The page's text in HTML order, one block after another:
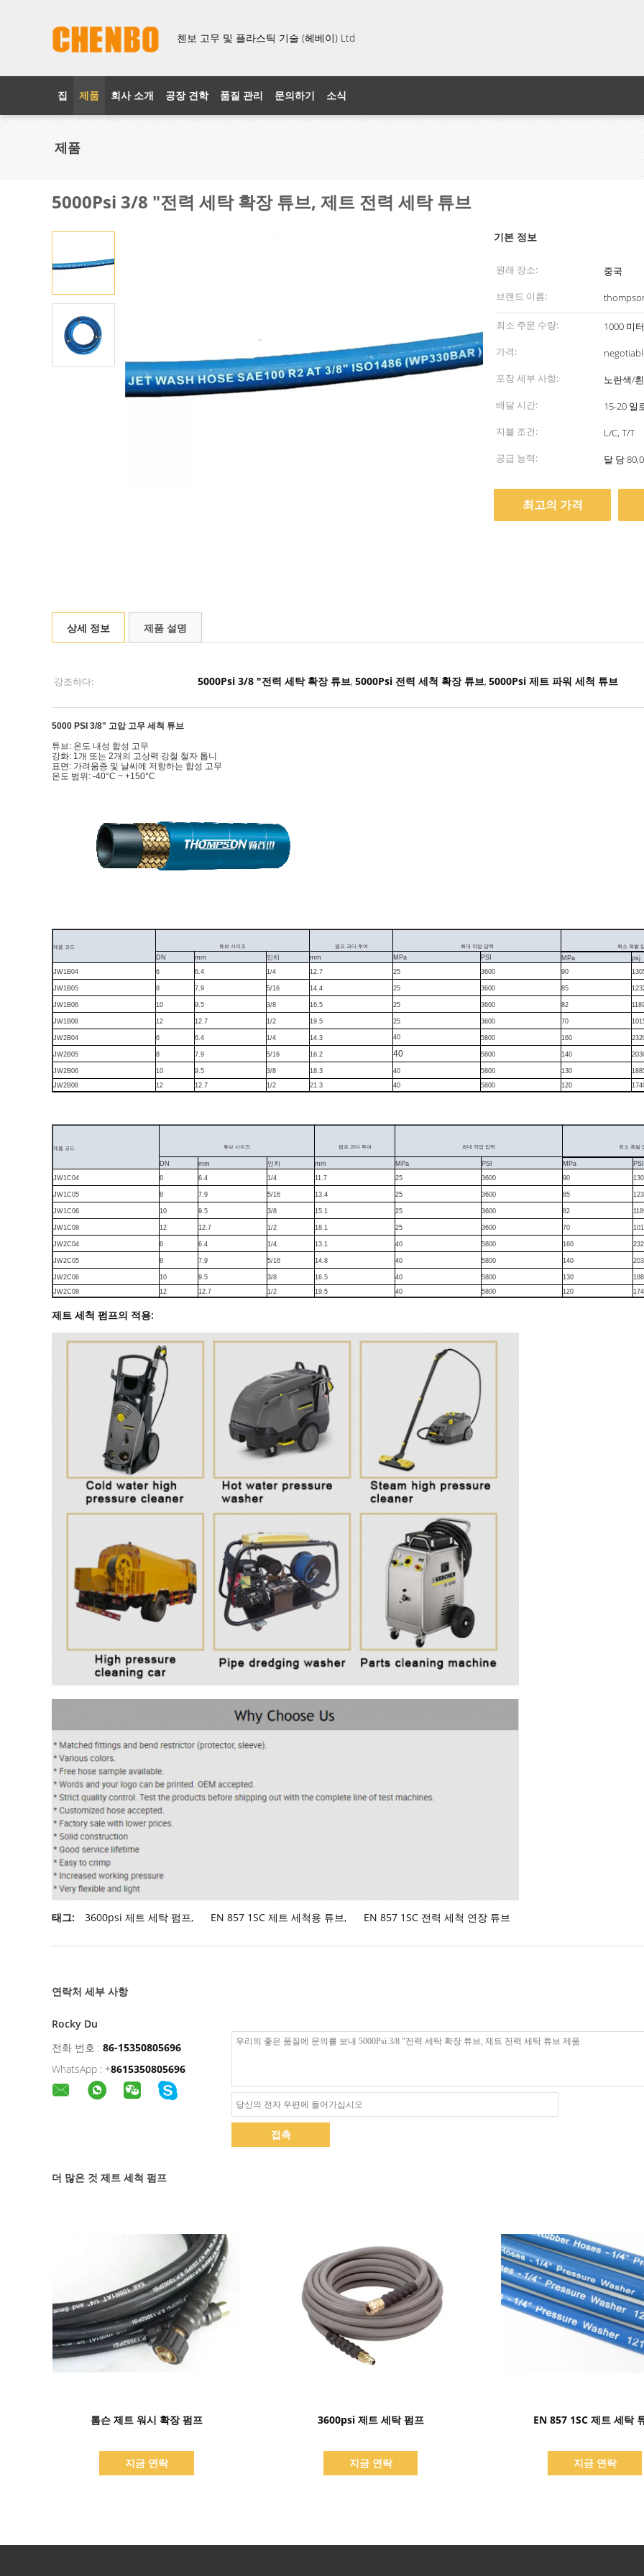
첸보 고무 및 플라스틱 기술 (헤베이) Ltd
집 제품 회사 소개 공장 견학 품질 관리 문의하기 소식
제품
5000Psi 3/8 "전력 세탁 확장 튜브, 제트 전력 세탁 튜브
기본 정보
원래 장소:
중국
브랜드 이름:
최소 주문 수량:
1000 미터
가격:
포장 세부 사항:
노란색/
배달 시간:
15-20 일
지불 조건:
L/C, T/T
공급 능력:
달 당
최고의 가격
상세 정보 제품 설명
강조하다: 5000Psi 3/8 "전력 세탁 확장 튜브, 5000Psi 전력 세척 확장 튜브, 5000Psi 제트 파워 세척 튜브
5000 PSI 3/8" 고압 고무 세척 튜브
튜브: 온도 내성 합성 고무
강화: 1개 또는 2개의 고상력 강철 철자 톱니
표면: 가려움증 및 날씨에 저항하는 합성 고무
온도 범위: -40°C ~ +150°C
제품 코드 튜브 사이즈 펌프 과다 투여 최대 작업 압력 최소 폭발
DN mm 인치 mm MPa PSI MPa psj
JW1B04
6 6.4 1/4 12.7 25 3600 90
JW1B05 8 7.9 5/16 14.4 25 3600 85
JW1B06 10 9.5 3/8 16.5 25 3600 82
JW1B08 12 12.7 1/2 19.5 25 3600 70
JW2B04 6 6.4 1/4 14.3 40 5800 160
JW2B05 8 7.9 5/16 16.2 40 5800 140
JW2B06 10 9.5 3/8 18.3 40 5800 130
JW2B08
12 12.7 1/2 21.3 40 5800 120
제품 코드 튜브 사이즈 펌프 과다 투여 최대 작업 압력 최소 폭발
DN mm 인치 mm MPa PSI MPa PSI
JW1C04
6 6.4 1/4 11.7 25 3600 90
JW1C05 8 7.9 5/16 13.4 25 3600 85
JW1C06 10 9.5 3/8 15.1 25 3600 82
JW1C08 12 12.7 1/2 18.1 25 3600 70
JW2C04 6 6.4 1/4 13.1 40 5800 160
JW2C05 8 7.9 5/16 14.8 40 5800 140
JW2C06 10 9.5 3/8 16.5 40 5800 130
JW2C08
12 12.7 1/2 19.5 40 5800 120
제트 세척 펌프의 적용:
태그: 3600psi 제트 세탁 펌프, EN 857 1SC 제트 세척용 튜브, EN 857 1SC 전력 세척 연장 튜브
연락처 세부 사항
Rocky Du
전화 번호 : 86-15350805696
WhatsApp : +8615350805696
접촉
더 많은 것 제트 세척 펌프
톰슨 제트 워시 확장 펌프
지금 연락
3600psi 제트 세탁 펌프
지금 연락
EN 857 1SC 제트 세탁
지금 연락